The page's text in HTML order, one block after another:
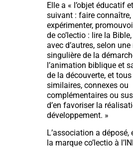
Elle a « l’objet éducatif
suivant : faire
expérimenter,
de co’lectio : lire la
avec d’autres, selon
singulière de la
l’animation biblique et
de la découverte, et
similaires, connexes ou
complémentaires ou
d’en favoriser la
développement. »
L’association a déposé,
la marque co’lectio à